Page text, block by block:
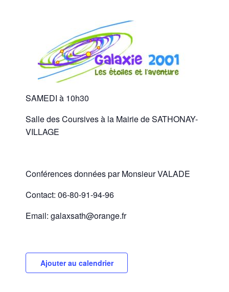
SAMEDI à 10h30
Salle des Coursives à la Mairie de SATHONAY-
VILLAGE
Conférences données par Monsieur VALADE
Contact: 06-80-91-94-96
Email: galaxsath@orange.fr
Ajouter au calendrier